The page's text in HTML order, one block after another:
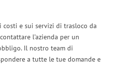
costi e sui servizi di trasloco da
l’azienda per un
Il nostro team di
a tutte le tue domande e